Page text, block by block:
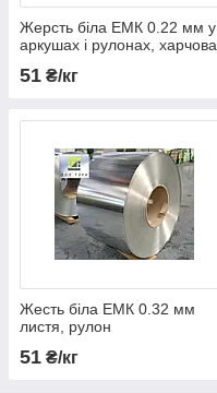
Жерсть біла ЕМК 0.22 мм у
аркушах і рулонах, харчова
51 ₴/кг
Жесть біла ЕМК 0.32 мм
листя, рулон
харчова
51 ₴/кг